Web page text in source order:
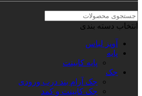
انتخاب دسته بندی
آویز لباس
پایه
پایه کابینت
جک
جک آرام بند درب ورودی
جک کابینت و کمد